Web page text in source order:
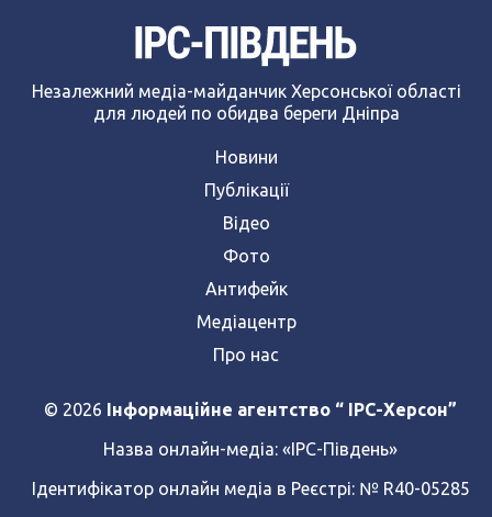
Незалежний медіа-майданчик Херсонської області
для людей по обидва береги Дніпра
Новини
Публікації
Відео
Фото
Антифейк
Медіацентр
Про нас
© 2026 Інформаційне агентство “ IPC-Херсон”
Назва онлайн-медіа: «ІРС-Південь»
Ідентифікатор онлайн медіа в Реєстрі: № R40-05285